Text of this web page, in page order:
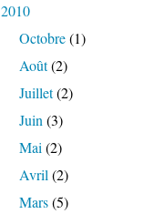
2010
Octobre(1)
Août(2)
Juillet(2)
Juin (3)
Mai (2)
Avril (2)
Mars(5)